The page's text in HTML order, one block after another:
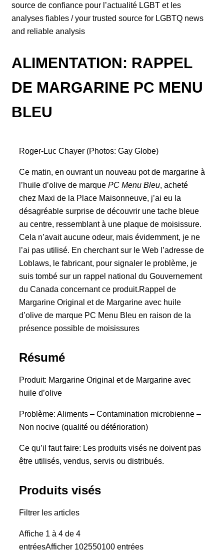
source de confiance pour l’actualité LGBT et les
analyses fiables / your trusted source for LGBTQ news
and reliable analysis
ALIMENTATION: RAPPEL
DE MARGARINE PC MENU
BLEU
Roger-Luc Chayer (Photos: Gay Globe)
Ce matin, en ouvrant un nouveau pot de margarine à
l’huile d’olive de marque PC Menu Bleu, acheté
chez Maxi de la Place Maisonneuve, j’ai eu la
désagréable surprise de découvrir une tache bleue
au centre, ressemblant à une plaque de moisissure.
Cela n’avait aucune odeur, mais évidemment, je ne
l’ai pas utilisé. En cherchant sur le Web l’adresse de
Loblaws, le fabricant, pour signaler le problème, je
suis tombé sur un rappel national du Gouvernement
du Canada concernant ce produit.Rappel de
Margarine Original et de Margarine avec huile
d’olive de marque PC Menu Bleu en raison de la
présence possible de moisissures
Résumé
Produit: Margarine Original et de Margarine avec
huile d’olive
Problème: Aliments – Contamination microbienne –
Non nocive (qualité ou détérioration)
Ce qu’il faut faire: Les produits visés ne doivent pas
être utilisés, vendus, servis ou distribués.
Produits visés
Filtrer les articles
Affiche 1 à 4 de 4
entréesAfficher 102550100 entrées